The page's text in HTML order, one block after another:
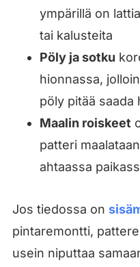
ympärillä on
tai kalusteita
Pöly ja sotku
hionnassa,
pöly pitää saada
Maalin roiskeet
patteri
ahtaassa
Jos tiedossa on
pintaremontti,
usein niputtaa